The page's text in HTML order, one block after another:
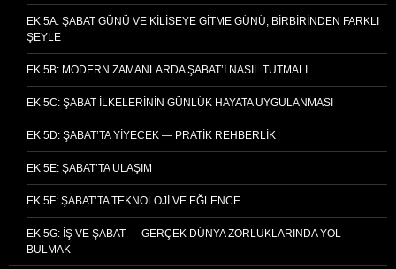
EK 5A: ŞABAT GÜNÜ VE KILISEYE GITME GÜNÜ, BIRBIRINDEN FARKLI
ŞEYLE
EK 5B: MODERN ZAMANLARDA ŞABAT’I NASIL TUTMALI
EK 5C: ŞABAT İLKELERININ GÜNLÜK HAYATA UYGULANMASI
EK 5D: ŞABAT’TA YIYECEK — PRATIK REHBERLIK
EK 5E: ŞABAT’TA ULAŞIM
EK 5F: ŞABAT’TA TEKNOLOJI VE EĞLENCE
EK 5G: İŞ VE ŞABAT — GERÇEK DÜNYA ZORLUKLARINDA YOL
BULMAK